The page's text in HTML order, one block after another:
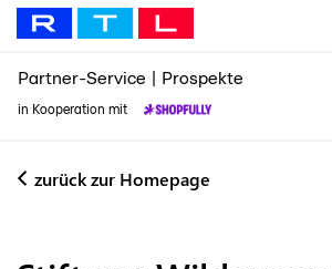
Partner-Service Prospekte
in Kooperation mit
zurück zur Homepage